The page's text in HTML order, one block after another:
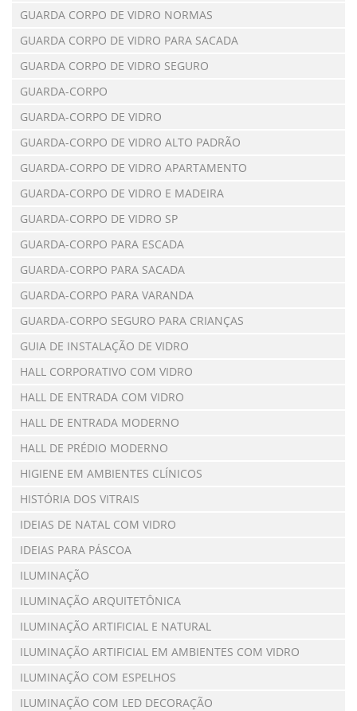
GUARDA CORPO DE VIDRO NORMAS
GUARDA CORPO DE VIDRO PARA SACADA
GUARDA CORPO DE VIDRO SEGURO
GUARDA-CORPO
GUARDA-CORPO DE VIDRO
GUARDA-CORPO DE VIDRO ALTO PADRÃO
GUARDA-CORPO DE VIDRO APARTAMENTO
GUARDA-CORPO DE VIDRO E MADEIRA
GUARDA-CORPO DE VIDRO SP
GUARDA-CORPO PARA ESCADA
GUARDA-CORPO PARA SACADA
GUARDA-CORPO PARA VARANDA
GUARDA-CORPO SEGURO PARA CRIANÇAS
GUIA DE INSTALAÇÃO DE VIDRO
HALL CORPORATIVO COM VIDRO
HALL DE ENTRADA COM VIDRO
HALL DE ENTRADA MODERNO
HALL DE PRÉDIO MODERNO
HIGIENE EM AMBIENTES CLÍNICOS
HISTÓRIA DOS VITRAIS
IDEIAS DE NATAL COM VIDRO
IDEIAS PARA PÁSCOA
ILUMINAÇÃO
ILUMINAÇÃO ARQUITETÔNICA
ILUMINAÇÃO ARTIFICIAL E NATURAL
ILUMINAÇÃO ARTIFICIAL EM AMBIENTES COM VIDRO
ILUMINAÇÃO COM ESPELHOS
ILUMINAÇÃO COM LED DECORAÇÃO